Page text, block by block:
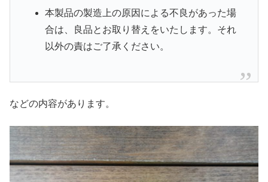
本製品の製造上の原因による不良があった場
合は、良品とお取り替えをいたします。それ
以外の責はご了承ください。
などの内容があります。